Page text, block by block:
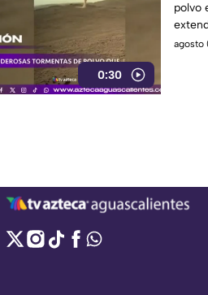
0:30
polvo
agosto